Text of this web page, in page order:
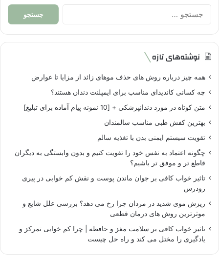
جستجو
نوشته‌های تازه
همه چیز درباره روش های حذف موهای زائد از مزایا تا عوارض
چه کسانی کاندیدای مناسب برای ایمپلنت دندان هستند؟
متن کوتاه در مورد دندانپزشکی + [10 نمونه پیام آماده برای تبلیغ]
بهترین کفش طبی مناسب سالمندان
تقویت سیستم ایمنی بدن با تغذیه سالم
چگونه اعتماد به نفس خود را تقویت کنیم و بدون وابستگی به دیگران
قاطع تر و موفق تر باشیم؟
تاثیر خواب کافی بر جوان ماندن پوست و نقش کم خوابی در پیری
زودرس
ریزش موی شدید در مردان چرا رخ می دهد؟ بررسی علل شایع و
موثرترین روش های درمان قطعی
تاثیر خواب کافی بر سلامت مغز و حافظه | چرا کم خوابی تمرکز و
یادگیری را مختل می کند و راه حل چیست